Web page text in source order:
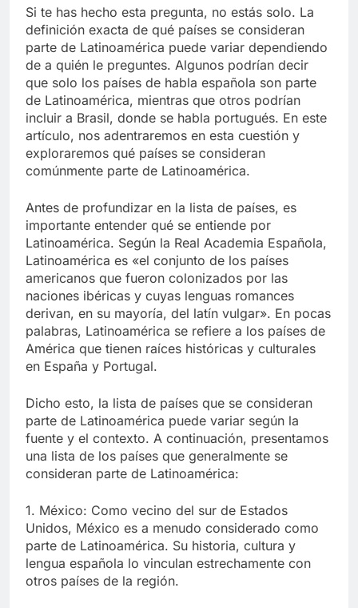
Si te has hecho esta pregunta, no estás solo. La
definición exacta de qué países se consideran
parte de Latinoamérica puede variar dependiendo
de a quién le preguntes. Algunos podrían decir
que solo los países de habla española son parte
de Latinoamérica, mientras que otros podrían
incluir a Brasil, donde se habla portugués. En este
artículo, nos adentraremos en esta cuestión y
exploraremos qué países se consideran
comúnmente parte de Latinoamérica.
Antes de profundizar en la lista de países, es
importante entender qué se entiende por
Latinoamérica. Según la Real Academia Española,
Latinoamérica es «el conjunto de los países
americanos que fueron colonizados por las
naciones ibéricas y cuyas lenguas romances
derivan, en su mayoría, del latín vulgar». En pocas
palabras, Latinoamérica se refiere a los países de
América que tienen raíces históricas y culturales
en España y Portugal.
Dicho esto, la lista de países que se consideran
parte de Latinoamérica puede variar según la
fuente y el contexto. A continuación, presentamos
una lista de los países que generalmente se
consideran parte de Latinoamérica:
1. México: Como vecino del sur de Estados
Unidos, México es a menudo considerado como
parte de Latinoamérica. Su historia, cultura y
lengua española lo vinculan estrechamente con
otros países de la región.